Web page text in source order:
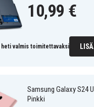
10,99 €
valmis toimitettavaksi
Samsung Galaxy S24
Pinkki